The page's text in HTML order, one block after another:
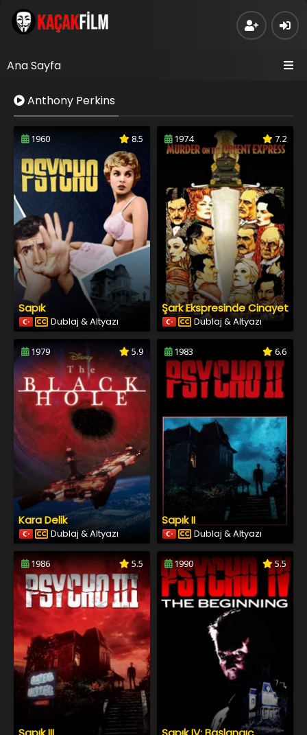
Ana Sayfa
Anthony Perkins
1960 8.5
Sapık
Dublaj & Altyazı
1974 7.2
Şark Ekspresinde Cinayet
Dublaj & Altyazı
1979 5.9
Kara Delik
Dublaj & Altyazı
1983 6.6
Sapık II
Dublaj & Altyazı
1986 5.5 1990 5.5